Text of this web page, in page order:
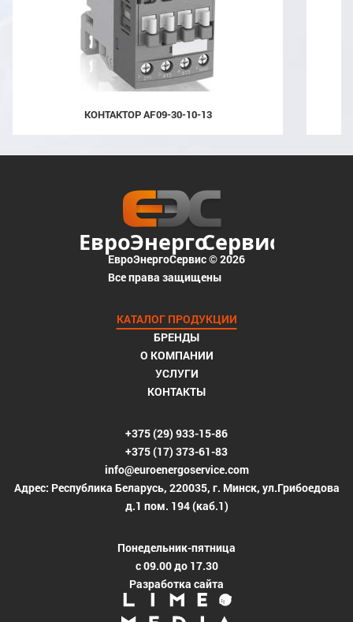
КОНТАКТОР AF09-30-10-13
ЕвроЭнергоСервис © 2026
Все права защищены
КАТАЛОГ ПРОДУКЦИИ
БРЕНДЫ
О КОМПАНИИ
УСЛУГИ
КОНТАКТЫ
+375 (29) 933-15-86
+375 (17) 373-61-83
info@euroenergoservice.com
Адрес: Республика Беларусь, 220035, г. Минск, ул.Грибоедова
д.1 пом. 194 (каб.1)
Понедельник-пятница
с 09.00 до 17.30
Разработка сайта